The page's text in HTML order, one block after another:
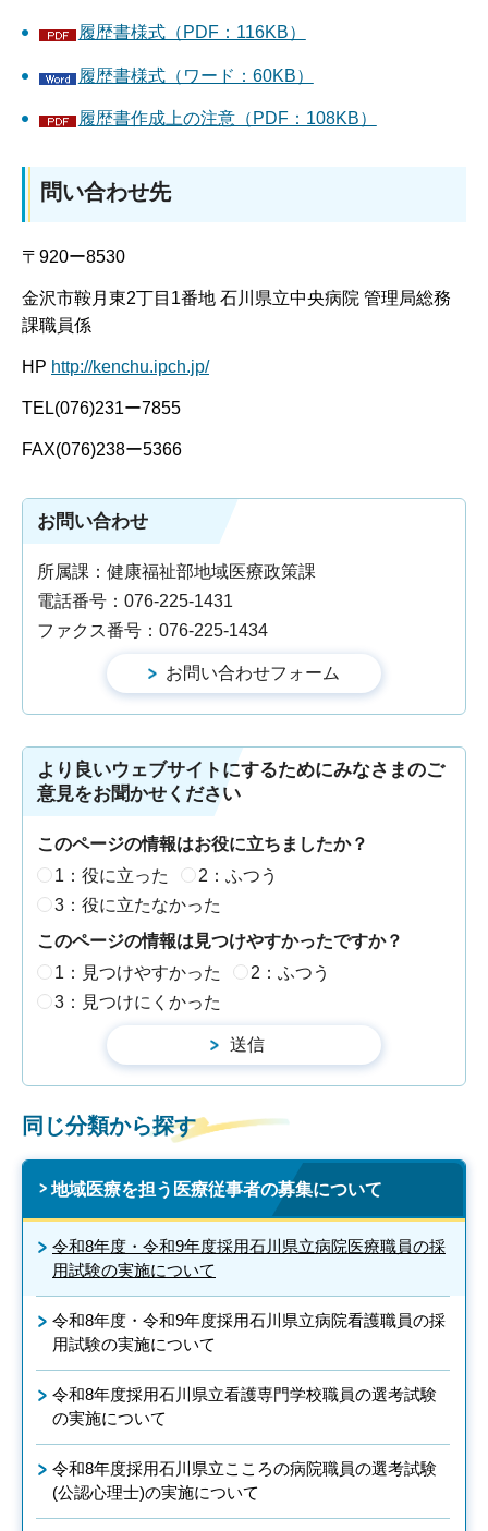
履歴書様式（PDF：116KB）
履歴書様式（ワード：60KB）
履歴書作成上の注意（PDF：108KB）
問い合わせ先
〒920ー8530
金沢市鞍月東2丁目1番地 石川県立中央病院 管理局総務
課職員係
HP http://kenchu.ipch.jp/
TEL(076)231ー7855
FAX(076)238ー5366
お問い合わせ
所属課：健康福祉部地域医療政策課
電話番号：076-225-1431
ファクス番号：076-225-1434
より良いウェブサイトにするためにみなさまのご
意見をお聞かせください
このページの情報はお役に立ちましたか？
1：役に立った
2：ふつう
3：役に立たなかった
このページの情報は見つけやすかったですか？
1：見つけやすかった
2：ふつう
3：見つけにくかった
同じ分類から探す
地域医療を担う医療従事者の募集について
令和8年度・令和9年度採用石川県立病院医療職員の採
用試験の実施について
令和8年度・令和9年度採用石川県立病院看護職員の採
用試験の実施について
令和8年度採用石川県立看護専門学校職員の選考試験
の実施について
令和8年度採用石川県立こころの病院職員の選考試験
(公認心理士)の実施について